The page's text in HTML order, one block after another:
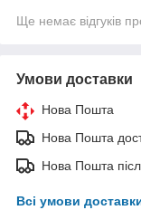
Ще немає відгуків
Умови доставки
Нова Пошта
Нова Пошта
Нова Пошта
Всі умови